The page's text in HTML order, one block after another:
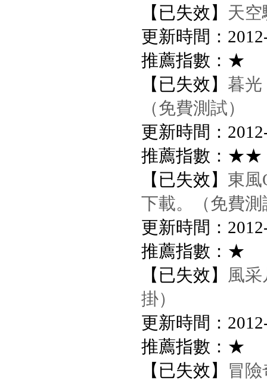
【已失效】 天空
更新時間：
推薦指數：★
【已失效】 暮光
（免費測試）
更新時間：
推薦指數：★★
【已失效】 東風
下載。（免費測
更新時間：
推薦指數：★
【已失效】 風
掛）
更新時間：
推薦指數：★
【已失效】 冒